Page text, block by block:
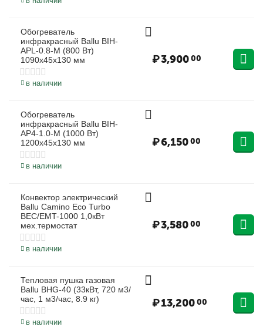
Обогреватель
инфракрасный Ballu BIH-
APL-0.8-M (800 Вт)
1090х45х130 мм
в наличии
₽3,90000
Обогреватель
инфракрасный Ballu BIH-
AP4-1.0-M (1000 Вт)
1200х45х130 мм
в наличии
₽6,15000
Конвектор электрический
Ballu Camino Eco Turbo
BEC/EMT-1000 1,0кВт
мех.термостат
в наличии
₽3,58000
Тепловая пушка газовая
Ballu BHG-40 (33кВт, 720 м3/
час, 1 м3/час, 8.9 кг)
в наличии
₽13,20000